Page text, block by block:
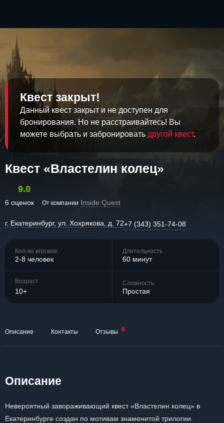
Квест закрыт!
Данный квест закрыт и не доступен для
бронирования. Но не расстраивайтесь! Вы
можете выбрать и забронировать другой квест.
Квест «Властелин колец»
9.0
6 оценок От компании Inside Quest
г. Екатеринбург, ул. Хохрякова, д. 72+7 (343) 351-74-08
Кол-во игроков
2-8 человек
Длительность
60 минут
Возраст
10+
Сложность
Простая
Описание Контакты Отзывы 6
Описание
Невероятный завораживающий квест «Властелин колец» в
Екатеринбурге создан по мотивам знаменитой трилогии.